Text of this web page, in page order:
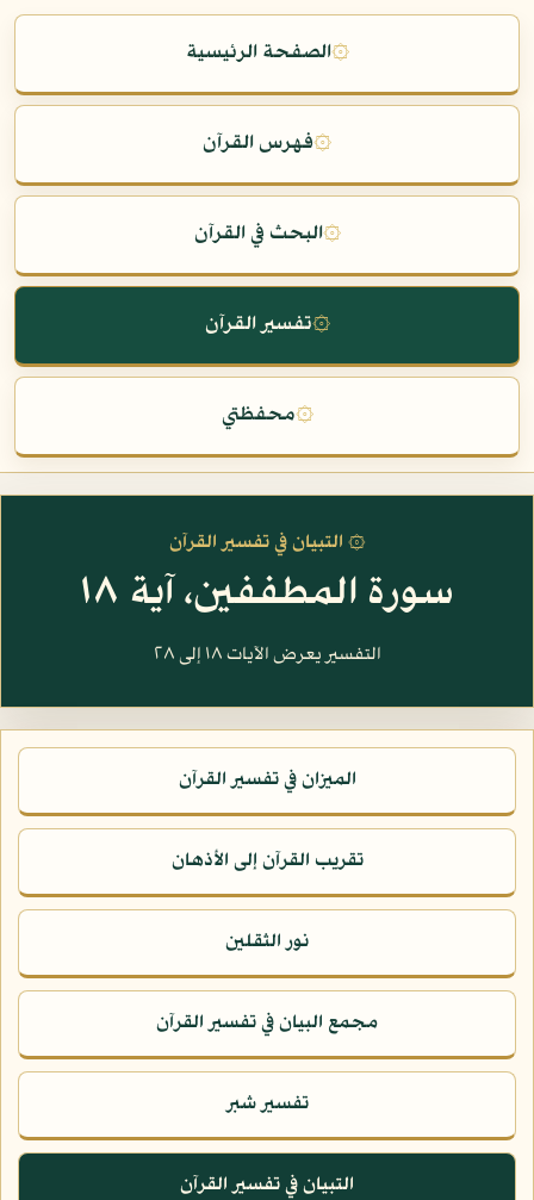
۞الصفحة الرئيسية
۞فهرس القرآن
۞البحث في القرآن
۞تفسير القرآن
۞محفظتي
۞ التبيان في تفسير القرآن
سورة المطففين، آية ١٨
التفسير يعرض الآيات ١٨ إلى ٢٨
الميزان في تفسير القرآن
تقريب القرآن إلى الأذهان
نور الثقلين
مجمع البيان في تفسير القرآن
تفسير شبر
التبيان في تفسير القرآن